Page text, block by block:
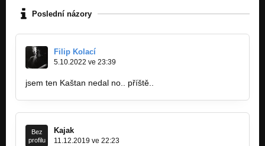
Poslední názory
Filip Kolací
5.10.2022 ve 23:39
jsem ten Kaštan nedal no.. příště..
Bez
profilu
Kajak
11.12.2019 ve 22:23